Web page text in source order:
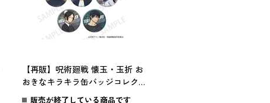
【再販】呪術廻戦 懐玉・玉折 お
おきなキラキラ缶バッジコレクシ
ョン BOX
販売が終了している商品です